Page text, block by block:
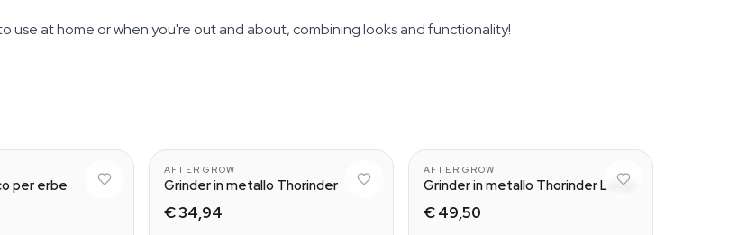
use at home or when you're out and about, combining looks and functionality!
per erbe
AFTER GROW
Grinder in metallo Thorinder
€ 34,94
AFTER GROW
Grinder in metallo Thorinder Large
€ 49,50